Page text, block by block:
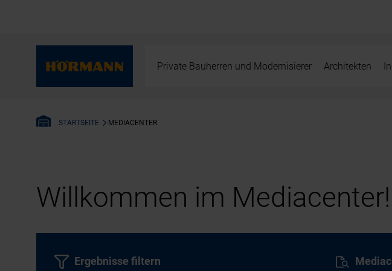
Private Bauherren und Modernisierer Architekten
STARTSEITE MEDIACENTER
Willkommen im
Ergebnisse filtern